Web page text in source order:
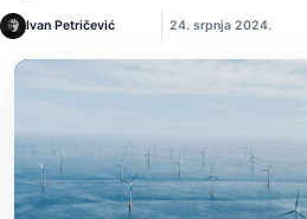
Ivan Petričević 24. srpnja 2024.